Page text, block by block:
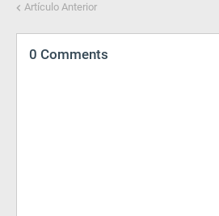
Artículo Anterior
0 Comments